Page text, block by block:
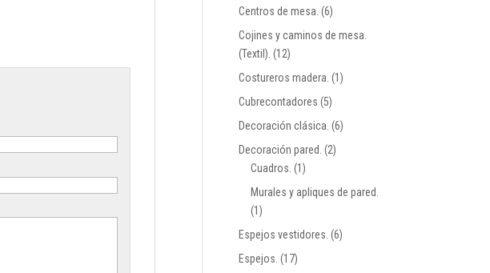
Centros de mesa. (6)
Cojines y caminos de mesa.
(Textil). (12)
Costureros madera. (1)
Cubrecontadores (5)
Decoración clásica. (6)
Decoración pared. (2)
Cuadros. (1)
Murales y apliques de pared.
(1)
Espejos vestidores. (6)
Espejos. (17)